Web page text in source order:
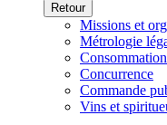
Retour
Missions et
Métrologie
Consommation
Concurrence
Commande
Vins et